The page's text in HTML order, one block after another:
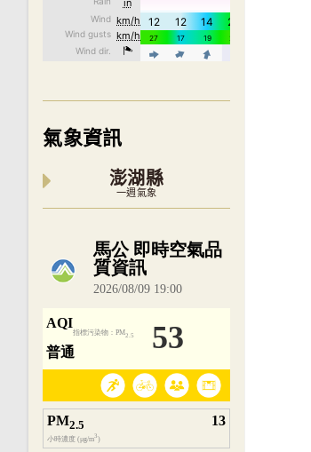
氣象資訊
澎湖縣
一週氣象
內嵌空氣品質小工具為視覺預覽